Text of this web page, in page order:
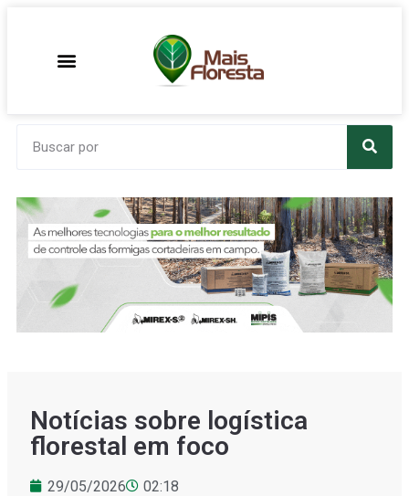
Notícias sobre logística
florestal em foco
29/05/2026 02:18